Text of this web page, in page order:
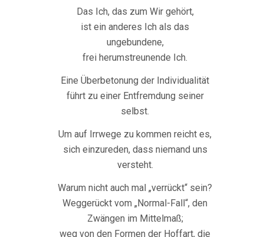
Das Ich, das zum Wir gehört,
ist ein anderes Ich als das
ungebundene,
frei herumstreunende Ich.
Eine Überbetonung der Individualität
führt zu einer Entfremdung seiner
selbst.
Um auf Irrwege zu kommen reicht es,
sich einzureden, dass niemand uns
versteht.
Warum nicht auch mal „verrückt“ sein?
Weggerückt vom „Normal-Fall“, den
Zwängen im Mittelmaß;
weg von den Formen der Hoffart, die